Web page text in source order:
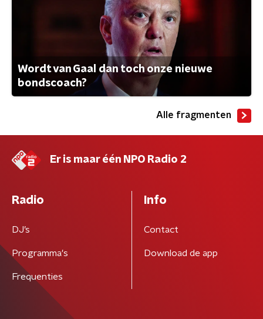
Wordt van Gaal dan toch onze nieuwe
bondscoach?
Alle fragmenten
Er is maar één NPO Radio 2
Radio
DJ’s
Programma's
Frequenties
Info
Contact
Download de app